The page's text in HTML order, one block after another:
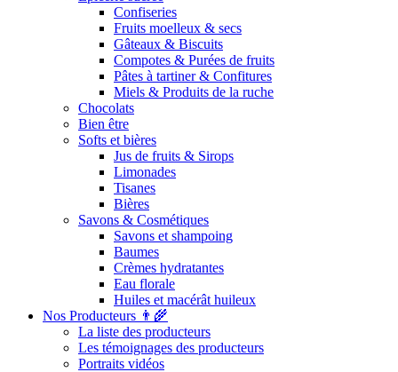
Confiseries
Fruits moelleux & secs
Gâteaux & Biscuits
Compotes & Purées de fruits
Pâtes à tartiner & Confitures
Miels & Produits de la ruche
Chocolats
Bien être
Softs et bières
Jus de fruits & Sirops
Limonades
Tisanes
Bières
Savons & Cosmétiques
Savons et shampoing
Baumes
Crèmes hydratantes
Eau florale
Huiles et macérât huileux
Nos Producteurs 👨‍🌾
La liste des producteurs
Les témoignages des producteurs
Portraits vidéos